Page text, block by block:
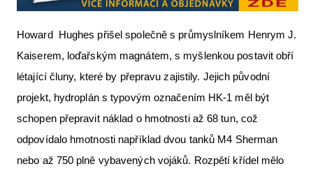
Howard Hughes přišel společně s průmyslníkem Henrym J.
Kaiserem, loďařským magnátem, s myšlenkou postavit obří
létající čluny, které by přepravu zajistily. Jejich původní
projekt, hydroplán s typovým označením HK-1 měl být
schopen přepravit náklad o hmotnosti až 68 tun, což
odpovídalo hmotnosti například dvou tanků M4 Sherman
nebo až 750 plně vybavených vojáků. Rozpětí křídel mělo